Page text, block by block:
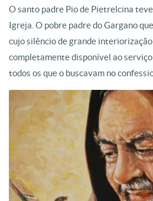
O santo padre Pio de Pietrelcina
Igreja. O pobre padre do Gargano
cujo silêncio de grande
completamente disponível ao
todos os que o buscavam no